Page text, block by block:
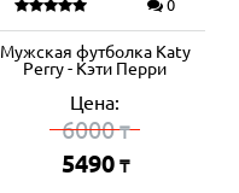
0
Мужская футболка Katy
Perry - Кэти Перри
Цена:
6000₸
5490 ₸